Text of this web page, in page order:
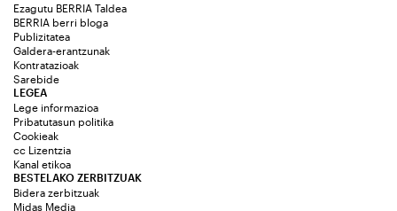
Ezagutu BERRIA Taldea
BERRIA berri bloga
Publizitatea
Galdera-erantzunak
Kontratazioak
Sarebide
LEGEA
Lege informazioa
Pribatutasun politika
Cookieak
cc Lizentzia
Kanal etikoa
BESTELAKO ZERBITZUAK
Bidera zerbitzuak
Midas Media